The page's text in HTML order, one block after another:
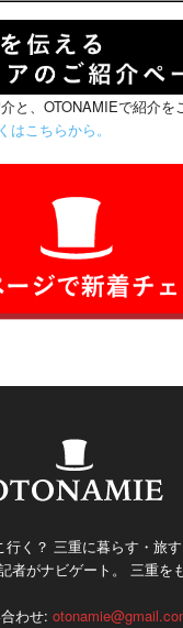
と、OTONAMIEで紹介を
はこちらから。
く？ 三重に暮らす・旅
者がナビゲート。 三重を
わせ: